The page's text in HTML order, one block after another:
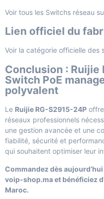
Voir tous les Switchs réseau
Lien officiel du
Voir la catégorie officielle des
Conclusion : Ruijie
Switch PoE
polyvalent
Le Ruijie RG-S2915-24P
réseaux professionnels
une gestion avancée et une
fiabilité, sécurité et
qui souhaitent optimiser leur
Commandez dès
voip-shop.ma et bénéficiez
Maroc.